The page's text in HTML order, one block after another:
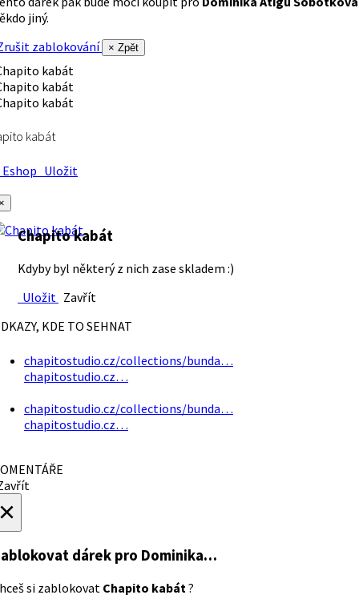
jiný.
zablokování
× Zpět
kabát
Uložit
Chapito kabát
Kdyby byl některý z nich zase skladem :)
Uložit Zavřít
KDE TO SEHNAT
chapitostudio.cz/collections/bunda…
chapitostudio.cz…
chapitostudio.cz/collections/bunda…
chapitostudio.cz…
dárek pro Dominika…
si zablokovat Chapito kabát ?